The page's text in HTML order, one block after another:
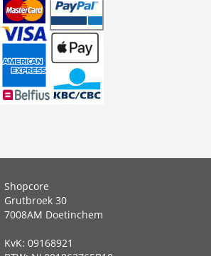
Shopcore
Grutbroek 30
7008AM Doetinchem
KvK: 09168921